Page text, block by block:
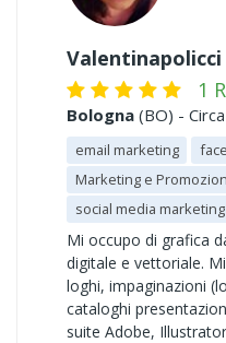
Valentinapolicci
1
Bologna (BO) -
email marketing
Marketing e
social media marketing
Mi occupo di grafica
digitale e vettoriale.
loghi, impaginazioni
cataloghi
suite Adobe,